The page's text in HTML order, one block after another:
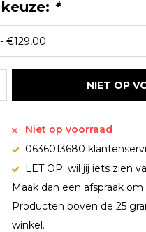
*
NIET OP
Niet op voorraad
0636013680
LET OP: wil jij iets zien
Maak dan een afspraak
Producten boven de 25
winkel.